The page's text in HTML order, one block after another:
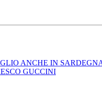
ANCHE IN
GUCCINI